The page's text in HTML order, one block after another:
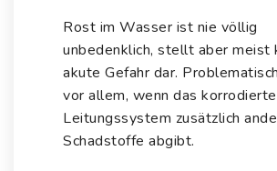
Rost im Wasser ist nie völlig
unbedenklich, stellt aber meist
akute Gefahr dar.
vor allem, wenn das korrodierte
Leitungssystem zusätzlich
Schadstoffe abgibt.